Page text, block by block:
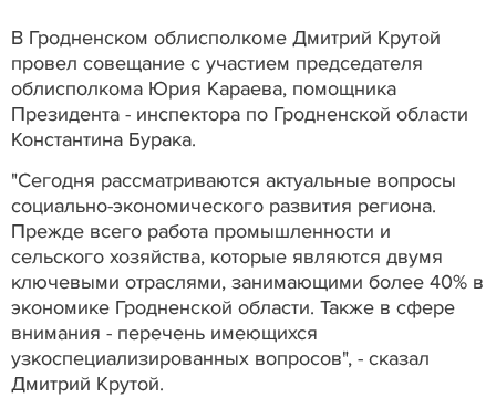
В Гродненском облисполкоме Дмитрий Крутой
провел совещание с участием председателя
облисполкома Юрия Караева, помощника
Президента - инспектора по Гродненской области
Константина Бурака.
"Сегодня рассматриваются актуальные вопросы
социально-экономического развития региона.
Прежде всего работа промышленности и
сельского хозяйства, которые являются двумя
ключевыми отраслями, занимающими более 40% в
экономике Гродненской области. Также в сфере
внимания - перечень имеющихся
узкоспециализированных вопросов", - сказал
Дмитрий Крутой.